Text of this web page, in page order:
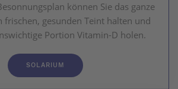
können Sie das ganze
frischen, gesunden Teint halten und
Portion Vitamin-D holen.
SOLARIUM